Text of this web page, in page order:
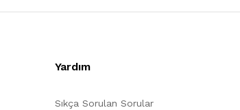
Yardım
Sıkça Sorulan Sorular